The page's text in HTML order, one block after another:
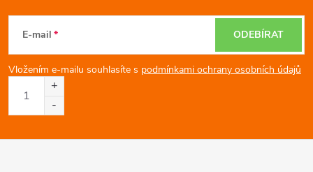
p
a
t
E-mail
Vložením e-mailu souhlasíte s podmínkami ochrany osobních údajů
ODEBÍRAT